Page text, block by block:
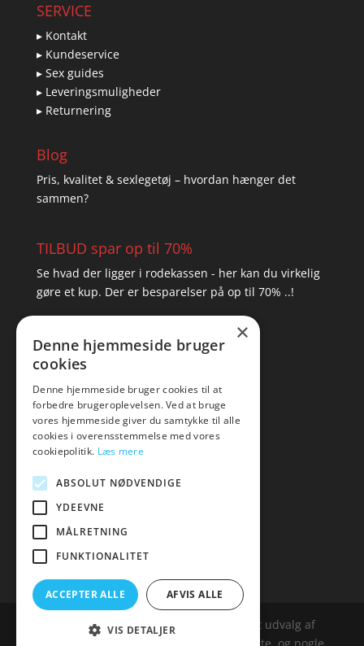
SERVICE
▸ Kontakt
▸ Kundeservice
▸ Sex guides
▸ Leveringsmuligheder
▸ Returnering
Blog
Pris, kvalitet & sexlegetøj – hvordan hænger det
sammen?
TILBUD spar op til 70%
Se hvad der ligger i rodekassen - her kan du virkelig
gøre et kup. Der er besparelser på op til 70% ..!
Tlf: 7876 8672
Mail: hej@amare.dk
Amare.dk er siden, der samler et bredt udvalg af
×
Denne hjemmeside bruger
cookies
Denne hjemmeside bruger cookies til at
forbedre brugeroplevelsen. Ved at bruge
vores hjemmeside giver du samtykke til alle
cookies i overensstemmelse med vores
cookiepolitik. Læs mere
ABSOLUT NØDVENDIGE
YDEEVNE
MÅLRETNING
FUNKTIONALITET
ACCEPTER ALLE AFVIS ALLE
VIS DETALJER